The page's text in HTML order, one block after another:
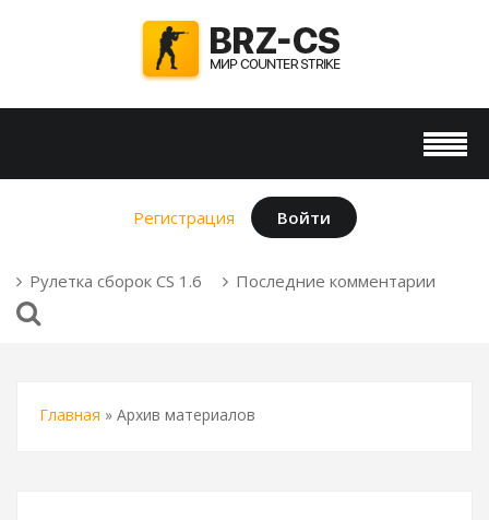
Регистрация Войти
Рулетка сборок CS 1.6 Последние комментарии
Главная » Архив материалов